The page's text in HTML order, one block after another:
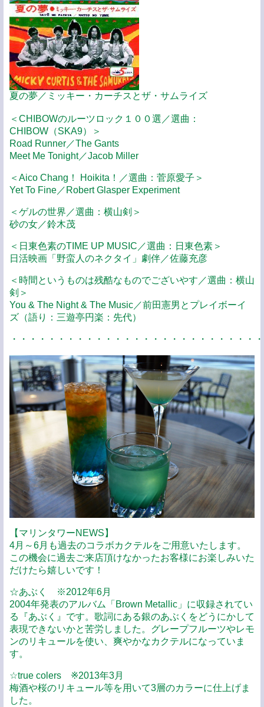
夏の夢／ミッキー・カーチスとザ・サムライズ
＜CHIBOWのルーツロック１００選／選曲：
CHIBOW（SKA9）＞
Road Runner／The Gants
Meet Me Tonight／Jacob Miller
＜Aico Chang！ Hoikita！／選曲：菅原愛子＞
Yet To Fine／Robert Glasper Experiment
＜ゲルの世界／選曲：横山剣＞
砂の女／鈴木茂
＜日東色素のTIME UP MUSIC／選曲：日東色素＞
日活映画「野蛮人のネクタイ」劇伴／佐藤充彦
＜時間というものは残酷なものでございやす／選曲：横山
剣＞
You & The Night & The Music／前田憲男とプレイボーイ
ズ（語り：三遊亭円楽：先代）
・・・・・・・・・・・・・・・・・・・・・・・・・・
【マリンタワーNEWS】
4月～6月も過去のコラボカクテルをご用意いたします。
この機会に過去ご来店頂けなかったお客様にお楽しみいた
だけたら嬉しいです！
☆あぶく ※2012年6月
2004年発表のアルバム「Brown Metallic」に収録されてい
る『あぶく』です。歌詞にある銀のあぶくをどうにかして
表現できないかと苦労しました。グレープフルーツやレモ
ンのリキュールを使い、爽やかなカクテルになっていま
す。
☆true colers ※2013年3月
梅酒や桜のリキュール等を用いて3層のカラーに仕上げま
した。